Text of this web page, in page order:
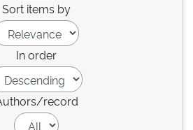
Sort items by
In order
record